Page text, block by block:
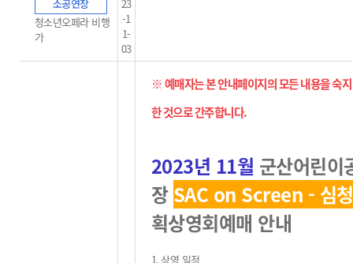
소공연장
청소년오페라 비행
가
23
-1
1-
03
※ 예매자는 본 안내페이지의 모든 내용을 숙
한 것으로 간주합니다.
2023년 11월 군산어린이
장SAC on Screen - 심청
획상영회예매 안내
1. 상영 일정